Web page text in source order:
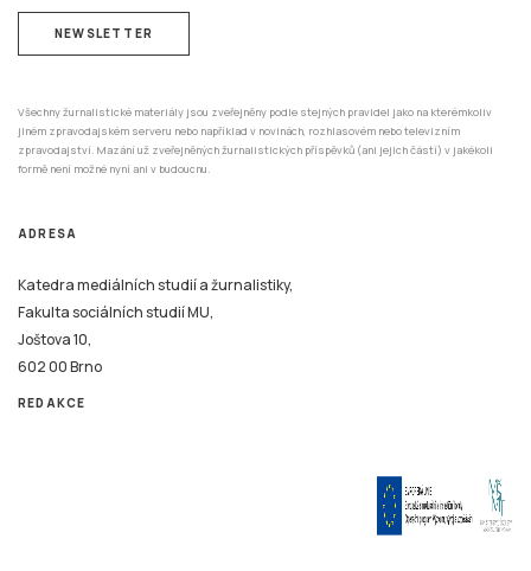
NEWSLETTER
Všechny žurnalistické materiály jsou zveřejněny podle stejných pravidel jako na kterémkoliv
jiném zpravodajském serveru nebo například v novinách, rozhlasovém nebo televizním
zpravodajství. Mazání už zveřejněných žurnalistických příspěvků (ani jejich částí) v jakékoli
formě není možné nyní ani v budoucnu.
ADRESA
Katedra mediálních studií a žurnalistiky,
Fakulta sociálních studií MU,
Joštova 10,
602 00 Brno
REDAKCE